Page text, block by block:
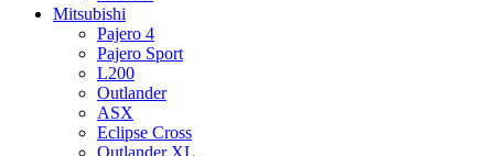
Mitsubishi
Pajero 4
Pajero Sport
L200
Outlander
ASX
Eclipse Cross
Outlander XL